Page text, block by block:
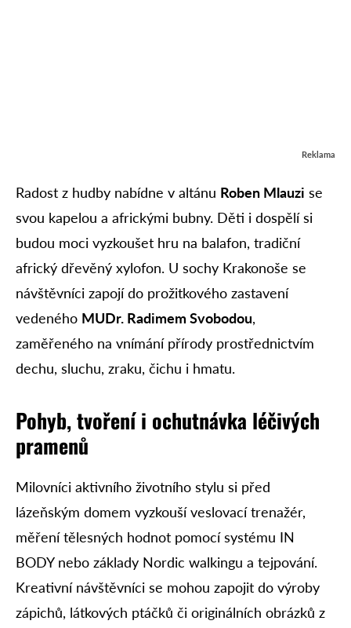
Reklama
Radost z hudby nabídne v altánu Roben Mlauzi se
svou kapelou a africkými bubny. Děti i dospělí si
budou moci vyzkoušet hru na balafon, tradiční
africký dřevěný xylofon. U sochy Krakonoše se
návštěvníci zapojí do prožitkového zastavení
vedeného MUDr. Radimem Svobodou,
zaměřeného na vnímání přírody prostřednictvím
dechu, sluchu, zraku, čichu i hmatu.
Pohyb, tvoření i ochutnávka léčivých
pramenů
Milovníci aktivního životního stylu si před
lázeňským domem vyzkouší veslovací trenažér,
měření tělesných hodnot pomocí systému IN
BODY nebo základy Nordic walkingu a tejpování.
Kreativní návštěvníci se mohou zapojit do výroby
zápichů, látkových ptáčků či originálních obrázků z